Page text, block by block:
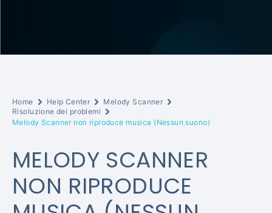
Home Help Center
Melody Scanner
Risoluzione dei problemi
Melody Scanner non riproduce musica (Nessun suono)
MELODY SCANNER
NON RIPRODUCE